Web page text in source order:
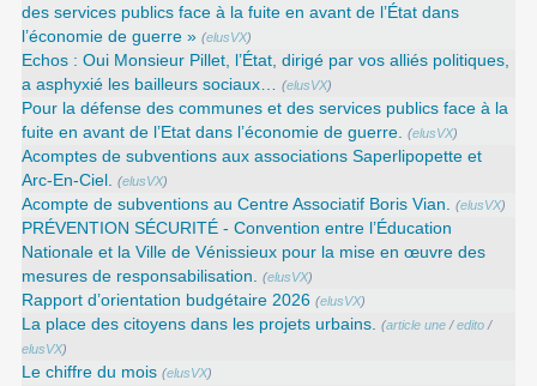
des services publics face à la fuite en avant de l’État dans
l’économie de guerre » (elusVX)
Echos : Oui Monsieur Pillet, l’État, dirigé par vos alliés politiques,
a asphyxié les bailleurs sociaux… (elusVX)
Pour la défense des communes et des services publics face à la
fuite en avant de l’Etat dans l’économie de guerre. (elusVX)
Acomptes de subventions aux associations Saperlipopette et
Arc-En-Ciel. (elusVX)
Acompte de subventions au Centre Associatif Boris Vian. (elusVX)
PRÉVENTION SÉCURITÉ - Convention entre l’Éducation
Nationale et la Ville de Vénissieux pour la mise en œuvre des
mesures de responsabilisation. (elusVX)
Rapport d’orientation budgétaire 2026 (elusVX)
La place des citoyens dans les projets urbains. (article une /edito /
elusVX)
Le chiffre du mois (elusVX)